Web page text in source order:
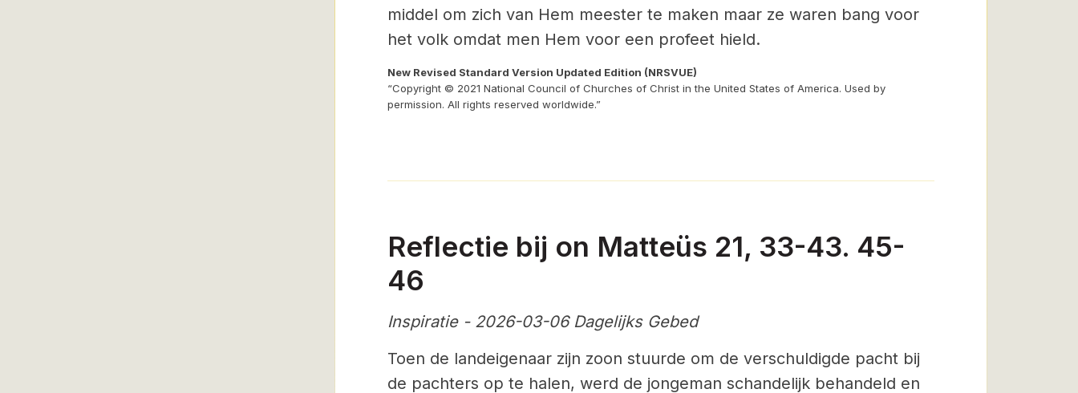
middel om zich van Hem meester te maken maar ze waren bang voor
het volk omdat men Hem voor een profeet hield.
New Revised Standard Version Updated Edition (NRSVUE)
“Copyright © 2021 National Council of Churches of Christ in the United States of America. Used by
permission. All rights reserved worldwide.”
Reflectie bij on Matteüs 21, 33-43. 45-
46
Inspiratie - 2026-03-06 Dagelijks Gebed
Toen de landeigenaar zijn zoon stuurde om de verschuldigde pacht bij
de pachters op te halen, werd de jongeman schandelijk behandeld en